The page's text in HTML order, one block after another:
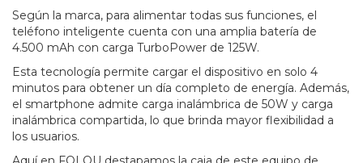
Según la marca, para alimentar todas sus funciones, el
teléfono inteligente cuenta con una amplia batería de
4.500 mAh con carga TurboPower de 125W.
Esta tecnología permite cargar el dispositivo en solo 4
minutos para obtener un día completo de energía. Además,
el smartphone admite carga inalámbrica de 50W y carga
inalámbrica compartida, lo que brinda mayor flexibilidad a
los usuarios.